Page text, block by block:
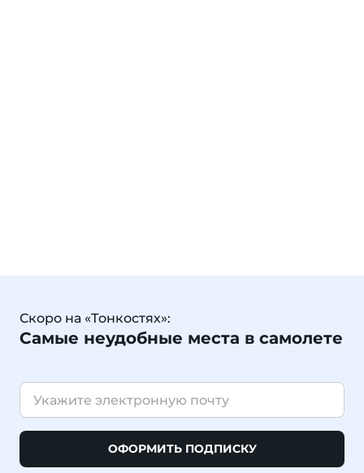
Скоро на «Тонкостях»:
Самые неудобные места в самолете
ОФОРМИТЬ ПОДПИСКУ